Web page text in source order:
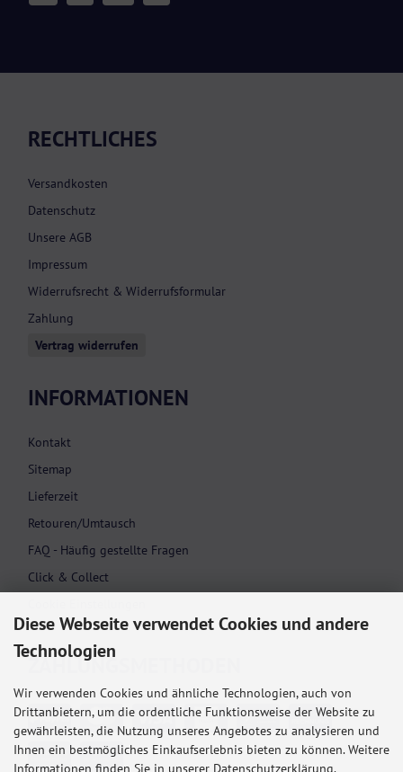
RECHTLICHES
Versandkosten
Datenschutz
Unsere AGB
Impressum
Widerrufsrecht & Widerrufsformular
Zahlung
Vertrag widerrufen
INFORMATIONEN
Kontakt
Sitemap
Lieferzeit
Retouren/Umtausch
FAQ - Häufig gestellte Fragen
Click & Collect
ZAHLUNGS­METHODEN
Diese Webseite verwendet Cookies und andere
Technologien
Wir verwenden Cookies und ähnliche Technologien, auch von
Drittanbietern, um die ordentliche Funktionsweise der Website zu
gewährleisten, die Nutzung unseres Angebotes zu analysieren und
Ihnen ein bestmögliches Einkaufserlebnis bieten zu können. Weitere
Informationen finden Sie in unserer Datenschutzerklärung.